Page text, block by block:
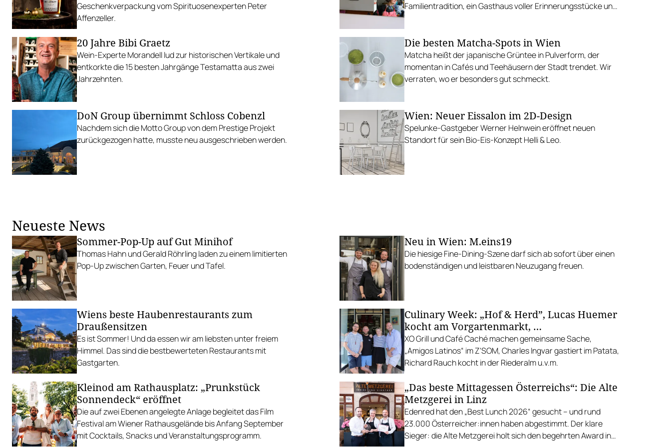
Geschenkverpackung vom Spirituosenexperten Peter
Affenzeller.
Familientradition, ein Gasthaus voller Erinnerungsstücke und
20 Jahre Bibi Graetz
Wein-Experte Morandell lud zur historischen Vertikale und
entkorkte die 15 besten Jahrgänge Testamatta aus zwei
Jahrzehnten.
Die besten Matcha-Spots in Wien
Matcha heißt der japanische Grüntee in Pulverform, der
momentan in Cafés und Teehäusern der Stadt trendet. Wir
verraten, wo er besonders gut schmeckt.
DoN Group übernimmt Schloss Cobenzl
Nachdem sich die Motto Group von dem Prestige Projekt
zurückgezogen hatte, musste neu ausgeschrieben werden.
Wien: Neuer Eissalon im 2D-Design
Spelunke-Gastgeber Werner Helnwein eröffnet neuen
Standort für sein Bio-Eis-Konzept Helli & Leo.
Neueste News
Sommer-Pop-Up auf Gut Minihof
Thomas Hahn und Gerald Röhrling laden zu einem limitierten
Pop-Up zwischen Garten, Feuer und Tafel.
Neu in Wien: M.eins19
Die hiesige Fine-Dining-Szene darf sich ab sofort über einen
bodenständigen und leistbaren Neuzugang freuen.
Wiens beste Haubenrestaurants zum
Draußensitzen
Es ist Sommer! Und da essen wir am liebsten unter freiem
Himmel. Das sind die bestbewerteten Restaurants mit
Gastgarten.
Culinary Week: „Hof & Herd”, Lucas Huemer
kocht am Vorgartenmarkt, …
XO Grill und Café Caché machen gemeinsame Sache,
„Amigos Latinos“ im Z'SOM, Charles Ingvar gastiert im Patata,
Richard Rauch kocht in der Riederalm u.v.m.
Kleinod am Rathausplatz: „Prunkstück
Sonnendeck“ eröffnet
Die auf zwei Ebenen angelegte Anlage begleitet das Film
Festival am Wiener Rathausgelände bis Anfang September
mit Cocktails, Snacks und Veranstaltungsprogramm.
„Das beste Mittagessen Österreichs“: Die Alte
Metzgerei in Linz
Edenred hat den „Best Lunch 2026“ gesucht – und rund
23.000 Österreicher:innen haben abgestimmt. Der klare
Sieger: die Alte Metzgerei holt sich den begehrten Award in